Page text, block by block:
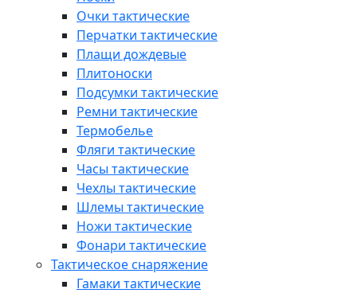
Очки тактические
Перчатки тактические
Плащи дождевые
Плитоноски
Подсумки тактические
Ремни тактические
Термобелье
Фляги тактические
Часы тактические
Чехлы тактические
Шлемы тактические
Ножи тактические
Фонари тактические
Тактическое снаряжение
Гамаки тактические